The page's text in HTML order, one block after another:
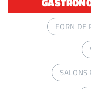
FORN DE
SALONS